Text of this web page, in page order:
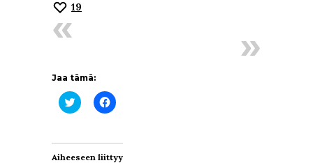
19
Jaa tämä:
Jaa
Twitterissä(Avautuu
Jaa
Facebookissa(Avautuu
Aiheeseen liittyy